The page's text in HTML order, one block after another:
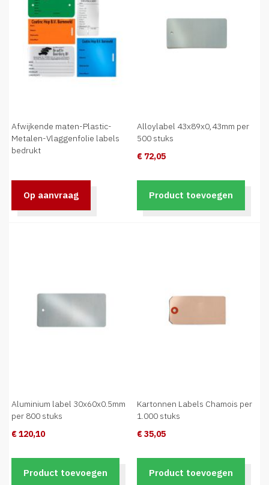
Afwijkende maten-Plastic-
Metalen-Vlaggenfolie labels
bedrukt
Op aanvraag
Alloylabel 43x89x0,43mm per
500 stuks
€ 72,05
Product toevoegen
Aluminium label 30x60x0.5mm
per 800 stuks
€ 120,10
Product toevoegen
Kartonnen Labels Chamois per
1.000 stuks
€ 35,05
Product toevoegen